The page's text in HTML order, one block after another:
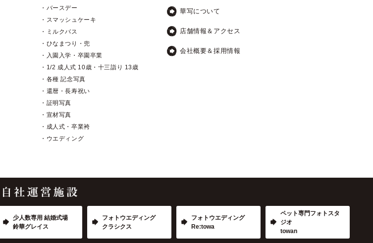
・バースデー
・スマッシュケーキ
・ミルクバス
・ひなまつり・兜
・入園入学・卒園卒業
・1/2 成人式 10歳・十三詣り 13歳
・各種 記念写真
・還暦・長寿祝い
・証明写真
・宣材写真
・成人式・卒業袴
・ウエディング
華写について
店舗情報＆アクセス
会社概要＆採用情報
少人数専用 結婚式場
鈴華グレイス
フォトウエディング
クラシクス
フォトウエディング
Re:towa
ペット専門フォトスタ
ジオ
towan